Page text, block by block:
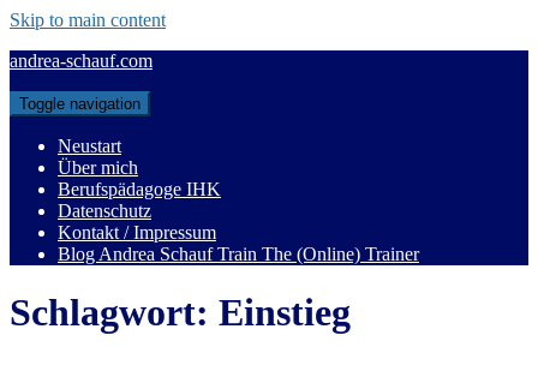
Skip to main content
andrea-schauf.com
Toggle navigation
Neustart
Über mich
Berufspädagoge IHK
Datenschutz
Kontakt / Impressum
Blog Andrea Schauf Train The (Online) Trainer
Schlagwort: Einstieg